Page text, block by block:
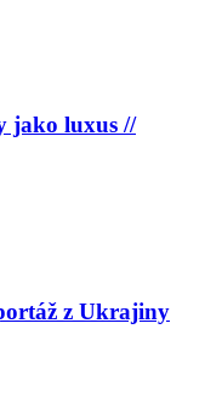
jako luxus //
z Ukrajiny